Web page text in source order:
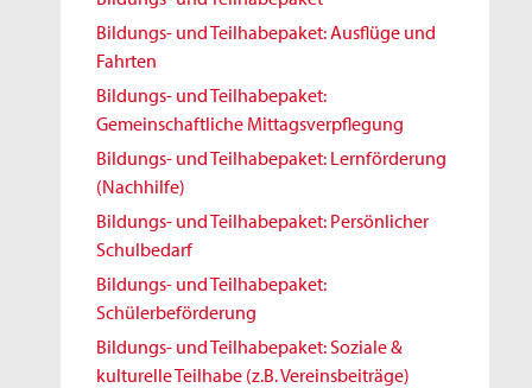
Bildungs- und Teilhabepaket: Ausflüge und
Fahrten
Bildungs- und Teilhabepaket:
Gemeinschaftliche Mittagsverpflegung
Bildungs- und Teilhabepaket: Lernförderung
(Nachhilfe)
Bildungs- und Teilhabepaket: Persönlicher
Schulbedarf
Bildungs- und Teilhabepaket:
Schülerbeförderung
Bildungs- und Teilhabepaket: Soziale &
kulturelle Teilhabe (z.B. Vereinsbeiträge)